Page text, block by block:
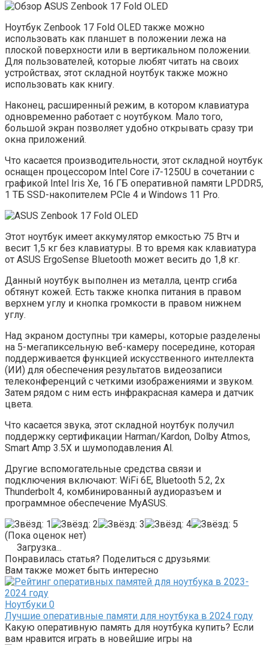
Ноутбук Zenbook 17 Fold OLED также можно
использовать как планшет в положении лежа на
плоской поверхности или в вертикальном положении.
Для пользователей, которые любят читать на своих
устройствах, этот складной ноутбук также можно
использовать как книгу.
Наконец, расширенный режим, в котором клавиатура
одновременно работает с ноутбуком. Мало того,
большой экран позволяет удобно открывать сразу три
окна приложений.
Что касается производительности, этот складной ноутбук
оснащен процессором Intel Core i7-1250U в сочетании с
графикой Intel Iris Xe, 16 ГБ оперативной памяти LPDDR5,
1 ТБ SSD-накопителем PCle 4 и Windows 11 Pro.
Этот ноутбук имеет аккумулятор емкостью 75 Втч и
весит 1,5 кг без клавиатуры. В то время как клавиатура
от ASUS ErgoSense Bluetooth может весить до 1,8 кг.
Данный ноутбук выполнен из металла, центр сгиба
обтянут кожей. Есть также кнопка питания в правом
верхнем углу и кнопка громкости в правом нижнем
углу.
Над экраном доступны три камеры, которые разделены
на 5-мегапиксельную веб-камеру посередине, которая
поддерживается функцией искусственного интеллекта
(ИИ) для обеспечения результатов видеозаписи
телеконференций с четкими изображениями и звуком.
Затем рядом с ним есть инфракрасная камера и датчик
цвета.
Что касается звука, этот складной ноутбук получил
поддержку сертификации Harman/Kardon, Dolby Atmos,
Smart Amp 3.5X и шумоподавления Al.
Другие вспомогательные средства связи и
подключения включают: WiFi 6E, Bluetooth 5.2, 2x
Thunderbolt 4, комбинированный аудиоразъем и
программное обеспечение MyASUS.
(Пока оценок нет)
Загрузка...
Понравилась статья? Поделиться с друзьями:
Вам также может быть интересно
Ноутбуки 0
Лучшие оперативные памяти для ноутбука в 2024 году
Какую оперативную память для ноутбука купить? Если
вам нравится играть в новейшие игры на